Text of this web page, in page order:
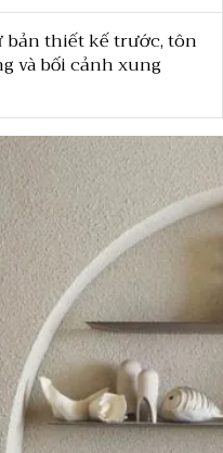
thiết kế trước, tôn
và bối cảnh xung